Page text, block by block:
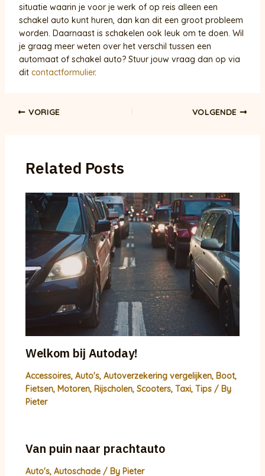
situatie waarin je voor je werk of op reis alleen een
schakel auto kunt huren, dan kan dit een groot probleem
worden. Daarnaast is schakelen ook leuk om te doen. Wil
je graag meer weten over het verschil tussen een
automaat of schakel auto? Stuur jouw vraag dan op via
dit contactformulier.
BerichtVORIGE VOLGENDE
Related Posts
Welkom bij Autoday!
Accessoires, Auto's, Autoverzekering vergelijken, Boot,
Fietsen, Motoren, Rijscholen, Scooters, Taxi, Tips/ By
Pieter
Van puin naar prachtauto
Auto's, Autoschade/ By Pieter